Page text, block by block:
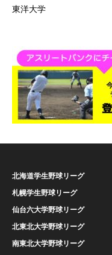
東洋大学
北海道学生野球リーグ
札幌学生野球リーグ
仙台六大学野球リーグ
北東北大学野球リーグ
南東北大学野球リーグ